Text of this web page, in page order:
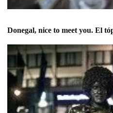
Donegal, nice to meet you. El